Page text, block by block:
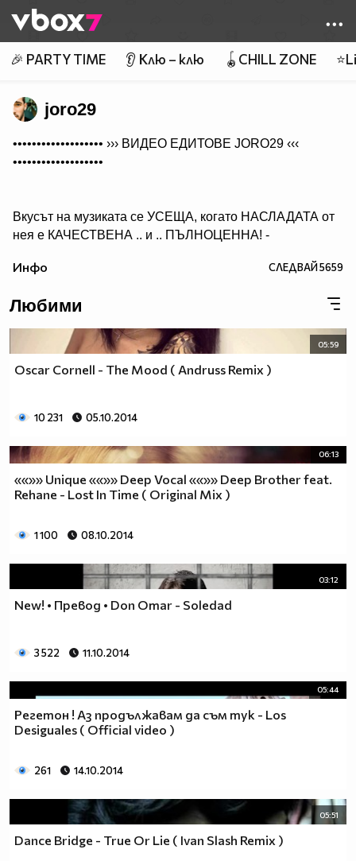
👾
🎉 PARTY TIME 👂 Клю – клю 🪀CHILL ZONE
joro29
••••••••••••••••••• ››› ВИДЕО ЕДИТОВЕ JORO29 ‹‹‹
•••••••••••••••••••
Вкусът на музиката се УСЕЩА, когато НАСЛАДАТА от
нея е КАЧЕСТВЕНА .. и .. ПЪЛНОЦЕННА! -
( ако желаеш да получиш нещо, което ще слушаш с
Инфо СЛЕДВАЙ5659
Любими
05:59
Oscar Cornell - The Mood ( Andruss Remix )
10 231 05.10.2014
06:13
««»» Unique ««»» Deep Vocal ««»» Deep Brother feat.
Rehane - Lost In Time ( Original Mix )
1 100 08.10.2014
03:12
Nеw! • Превод • Don Omar - Soledad
3 522 11.10.2014
05:44
Регетон ! Аз продължавам да съм тук - Los
Desiguales ( Official video )
261 14.10.2014
05:51
Dance Bridge - True Or Lie ( Ivan Slash Remix )